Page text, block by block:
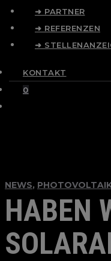
➜ PARTNER
➜ REFERENZEN
➜
KONTAKT
0
NEWS,
HABEN